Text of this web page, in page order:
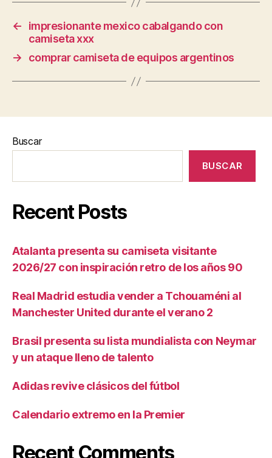
←
impresionante mexico cabalgando con
camiseta xxx
→
comprar camiseta de equipos argentinos
Buscar
BUSCAR
Recent Posts
Atalanta presenta su camiseta visitante
2026/27 con inspiración retro de los años 90
Real Madrid estudia vender a Tchouaméni al
Manchester United durante el verano 2
Brasil presenta su lista mundialista con Neymar
y un ataque lleno de talento
Adidas revive clásicos del fútbol
Calendario extremo en la Premier
Recent Comments